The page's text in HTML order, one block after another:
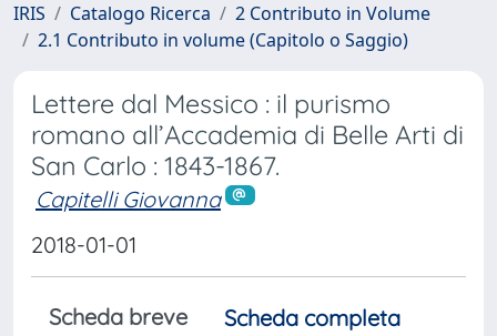
IRIS Catalogo Ricerca
2 Contributo in Volume
2.1 Contributo in volume (Capitolo o Saggio)
Lettere dal Messico : il purismo
romano all’Accademia di Belle Arti di
San Carlo : 1843-1867.
Capitelli Giovanna
2018-01-01
Scheda breve
Scheda completa